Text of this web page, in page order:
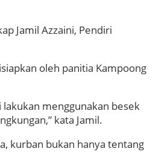
Jamil Azzaini, Pendiri
oleh panitia Kampoong
menggunakan besek
kata Jamil.
kurban bukan hanya tentang